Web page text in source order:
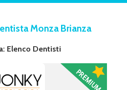
Monza Brianza
Elenco Dentisti